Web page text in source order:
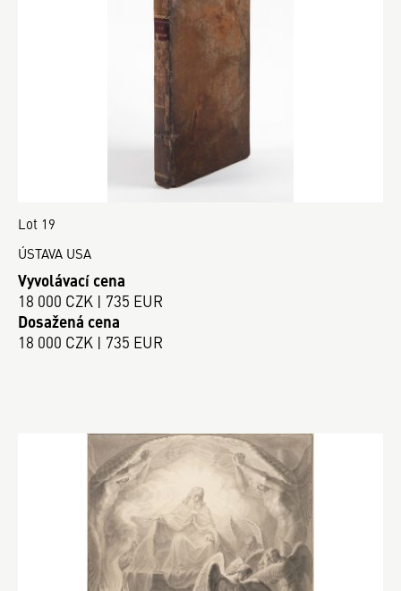
Lot 19
ÚSTAVA USA
Vyvolávací cena
18 000 CZK | 735 EUR
Dosažená cena
18 000 CZK | 735 EUR